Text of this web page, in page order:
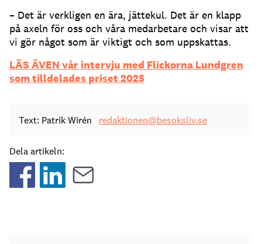
– Det är verkligen en ära, jättekul. Det är en klapp
på axeln för oss och våra medarbetare och visar att
vi gör något som är viktigt och som uppskattas.
LÄS ÄVEN vår intervju med Flickorna Lundgren
som tilldelades priset 2025
Text: Patrik Wirén redaktionen@besoksliv.se
Dela artikeln: